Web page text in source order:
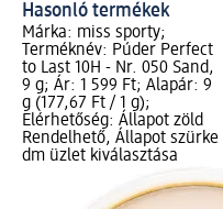
Hasonló termékek
Márka: miss sporty;
Terméknév: Púder Perfect
to Last 10H - Nr. 050 Sand,
9 g; Ár: 1 599 Ft; Alapár: 9
g (177,67 Ft / 1 g);
Elérhetőség: Állapot zöld
Rendelhető, Állapot szürke
dm üzlet kiválasztása